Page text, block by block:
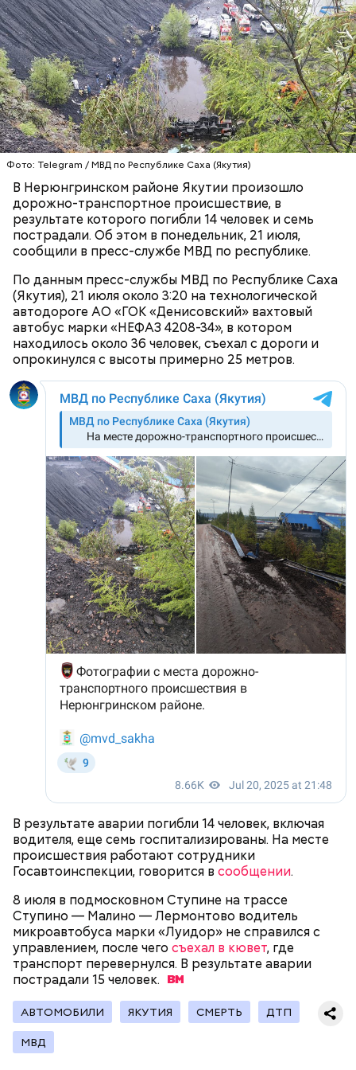
Фото: Telegram / МВД по Республике Саха (Якутия)
В Нерюнгринском районе Якутии произошло
дорожно-транспортное происшествие, в
результате которого погибли 14 человек и семь
пострадали. Об этом в понедельник, 21 июля,
сообщили в пресс-службе МВД по республике.
По данным пресс-службы МВД по Республике Саха
(Якутия), 21 июля около 3:20 на технологической
автодороге АО «ГОК «Денисовский» вахтовый
автобус марки «НЕФАЗ 4208-34», в котором
находилось около 36 человек, съехал с дороги и
опрокинулся с высоты примерно 25 метров.
В результате аварии погибли 14 человек, включая
водителя, еще семь госпитализированы. На месте
происшествия работают сотрудники
Госавтоинспекции, говорится в сообщении.
8 июля в подмосковном Ступине на трассе
Ступино — Малино — Лермонтово водитель
микроавтобуса марки «Луидор» не справился с
управлением, после чего съехал в кювет, где
транспорт перевернулся. В результате аварии
пострадали 15человек.
АВТОМОБИЛИ ЯКУТИЯ СМЕРТЬ ДТП
МВД
— Гасанов, являясь индивидуальным
предпринимателем, осуществлял
предпринимательскую деятельность в области
продажи и размещения рекламы в социальных
сетях. С целью сокрытия своих доходов часть
покупателей различных мотивационных курсов и
прогнозов ставок на спорт Гасанов получал на
свои личные лицевые счета как физического лица, а
Родственники обналичивали деньги и возвращали
их Гасанову. А чтобы пользоваться деньгами и не
вызвать подозрений у налоговой, Гасанов либо
распределял их между еще несколькими счетами,
либо
покупал на них квартиры
Блогеру грозило до семи лет лишения свободы.
Реакция Гасанова на расследование